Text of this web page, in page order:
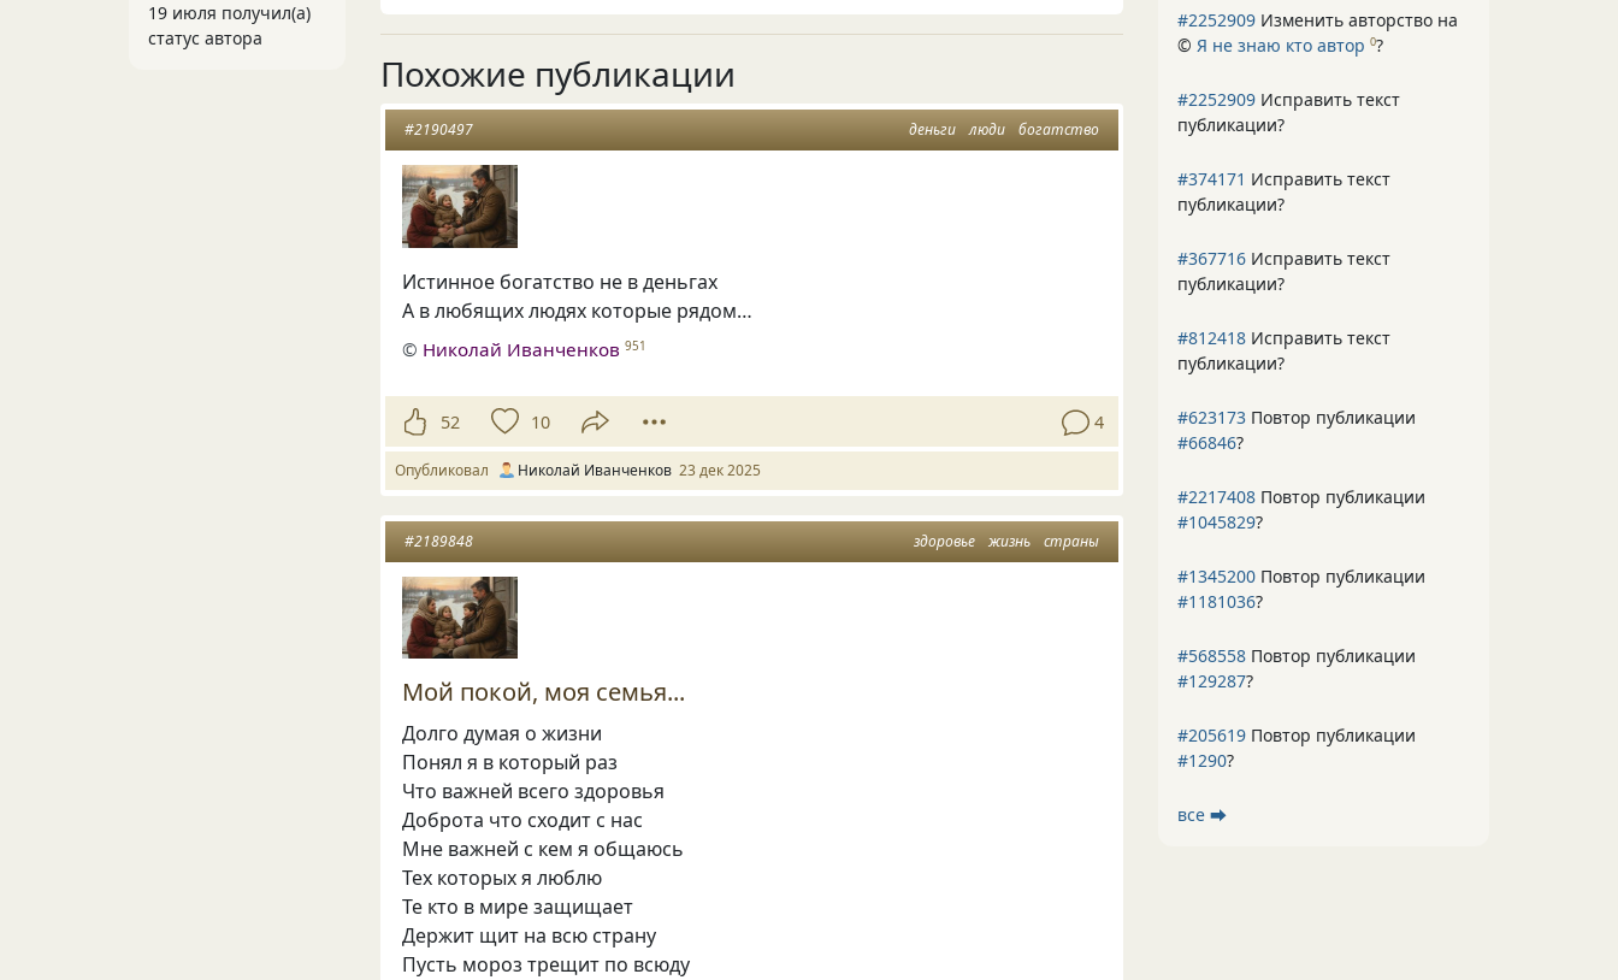
Похожие публикации
деньги люди богатство
#2190497
Истинное богатство не в деньгах
А в любящих людях которые рядом…
© Николай Иванченков 951
52 10 4
Опубликовал Николай Иванченков 23 дек 2025
здоровье жизнь страны
#2189848
Мой покой, моя семья...
Долго думая о жизни
Понял я в который раз
Что важней всего здоровья
Доброта что сходит с нас
Мне важней с кем я общаюсь
Тех которых я люблю
Те кто в мире защищает
Держит щит на всю страну
Пусть мороз трещит по всюду
#2252909 Изменить авторство на
© Я не знаю кто автор 0?
#2252909 Исправить текст
публикации?
#374171 Исправить текст
публикации?
#367716 Исправить текст
публикации?
#812418 Исправить текст
публикации?
#623173 Повтор публикации
#66846?
#2217408 Повтор публикации
#1045829?
#1345200 Повтор публикации
#1181036?
#568558 Повтор публикации
#129287?
#205619 Повтор публикации
#1290?
все ⮕
19 июля получил(а)
статус автора